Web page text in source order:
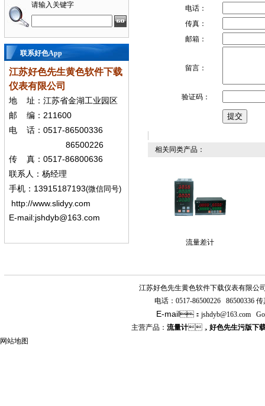
请输入关键字
联系好色App
江苏好色先生黄色软件下载
仪表有限公司
地
址：江苏省金湖工业园区
邮
编： 211600
电 话： 0517-86500336
86500226
传 真： 0517-86800636
联系人：杨经理
手机 ： 13915187193(微信同号)
http://www.slidyy.com
E-mail:jshdyb@163.com
电话：
传真：
邮箱：
留言：
验证码：
相关同类产品：
流量差计
江苏好色先生黄色软件下载仪表有限公
电话： 0517-86500226 86500336 传
E-mail： jshdyb@163.com
主营产品： 流量计， 好色先生污版下
网站地图